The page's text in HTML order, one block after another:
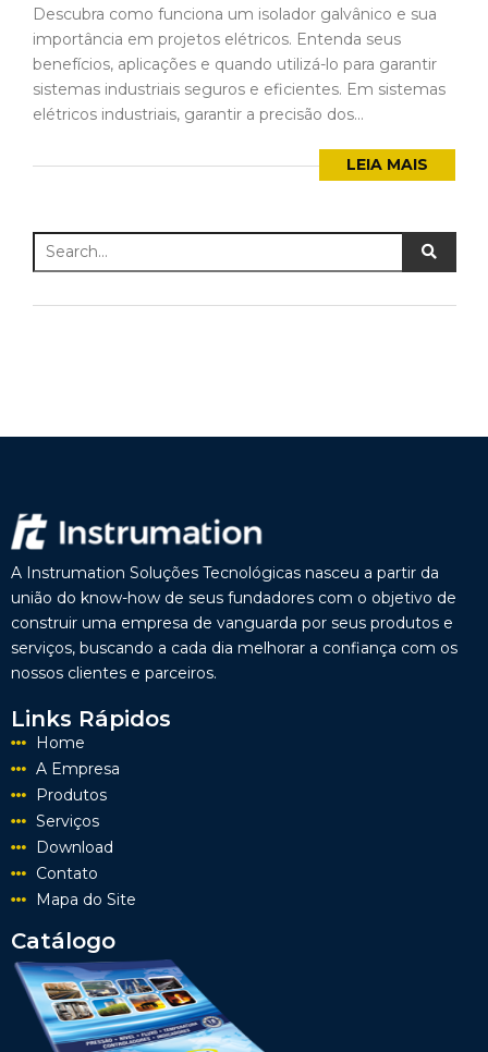
Descubra como funciona um isolador galvânico e sua
importância em projetos elétricos. Entenda seus
benefícios, aplicações e quando utilizá-lo para garantir
sistemas industriais seguros e eficientes. Em sistemas
elétricos industriais, garantir a precisão dos...
LEIA MAIS
A Instrumation Soluções Tecnológicas nasceu a partir da
união do know-how de seus fundadores com o objetivo de
construir uma empresa de vanguarda por seus produtos e
serviços, buscando a cada dia melhorar a confiança com os
nossos clientes e parceiros.
Links Rápidos
Home
A Empresa
Produtos
Serviços
Download
Contato
Mapa do Site
Catálogo